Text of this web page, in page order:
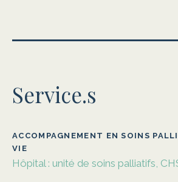
Service.s
ACCOMPAGNEMENT EN SOINS
VIE
Hôpital : unité de soins palliatifs,